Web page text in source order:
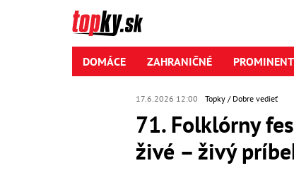
DOMÁCE ZAHRANIČNÉ
17.6.2026 12:00 Topky Dobre vedieť
71. Folklórny
živé – živý